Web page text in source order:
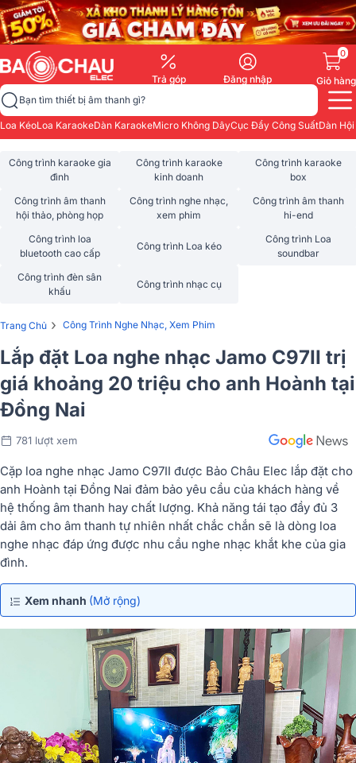
Trả góp Đăng nhập
0
Giỏ hàng
Bạn tìm thiết bị âm thanh gì?
Loa KéoLoa KaraokeDàn KaraokeMicro Không DâyCục Đẩy Công SuấtDàn
Công trình karaoke gia
đình
Công trình karaoke
kinh doanh
Công trình karaoke
box
Công trình âm thanh
hội thảo, phòng họp
Công trình nghe nhạc,
xem phim
Công trình âm thanh
hi-end
Công trình loa
bluetooth cao cấp
Công trình Loa kéo
Công trình Loa
soundbar
Công trình đèn sân
khấu
Công trình nhạc cụ
Trang Chủ › Công Trình Nghe Nhạc, Xem Phim
Lắp đặt Loa nghe nhạc Jamo C97II trị
giá khoảng 20 triệu cho anh Hoành tại
Đồng Nai
781 lượt xem
Cặp loa nghe nhạc Jamo C97II được Bảo Châu Elec lắp đặt cho
anh Hoành tại Đồng Nai đảm bảo yêu cầu của khách hàng về
hệ thống âm thanh hay chất lượng. Khả năng tái tạo đầy đủ 3
dải âm cho âm thanh tự nhiên nhất chắc chắn sẽ là dòng loa
nghe nhạc đáp ứng được nhu cầu nghe nhạc khắt khe của gia
đình.
Xem nhanh (Mở rộng)